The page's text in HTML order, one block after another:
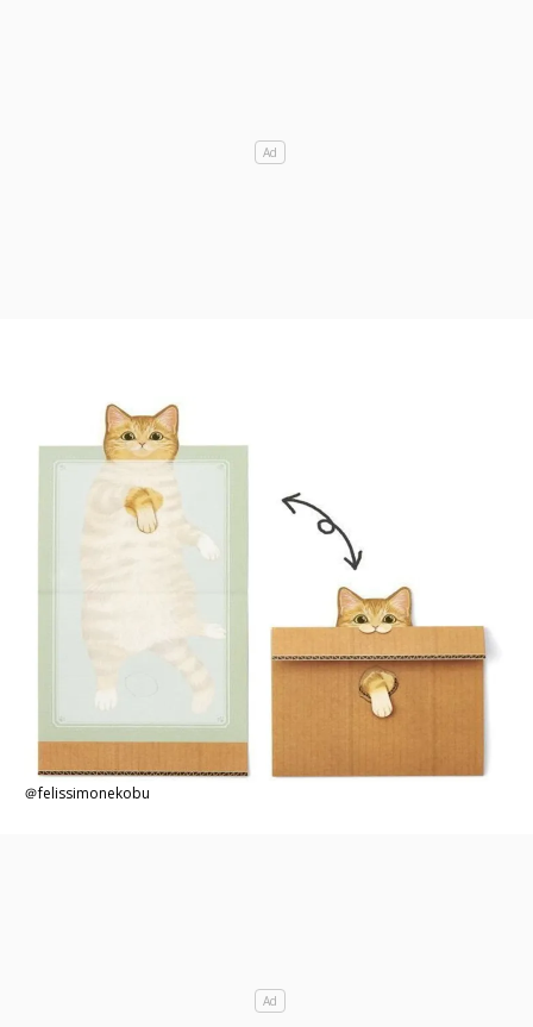
＠felissimonekobu